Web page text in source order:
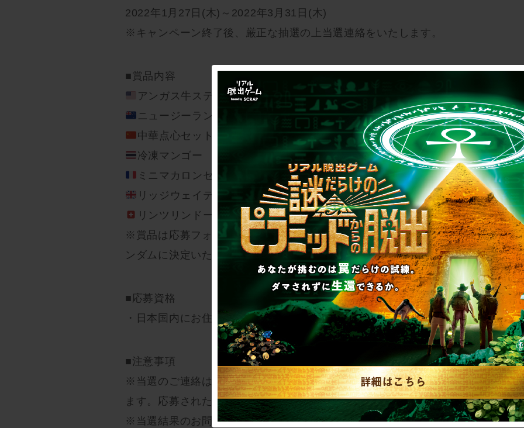
2022年1月27日(木)～2022年3月31日(木)
※キャンペーン終了後、厳正な抽選の上当選連絡をいたします。
■賞品内容
アンガス牛ステーキ食べ比べセット 2名様
ニュージーランドチーズセット 3名様
中華点心セット 5名様
冷凍マンゴー 10名様
ミニマカロンセット 10名様
リッジウェイティーバッグセット1箱 20名様
リンツリンドール ミルクチョコレート 50名様
※賞品は応募フォームにてご希望のものをチェックいただき、SCRAPがラ
ンダムに決定いたします。
■応募資格
・日本国内にお住まいの方
■注意事項
※当選のご連絡は「@scrapmagazine.com」ドメインよりメールでお送りし
ます。応募された方はメールを受信できるように設定ください。
※当選結果のお問い合わせにはお答えできませんのでご了承ください。